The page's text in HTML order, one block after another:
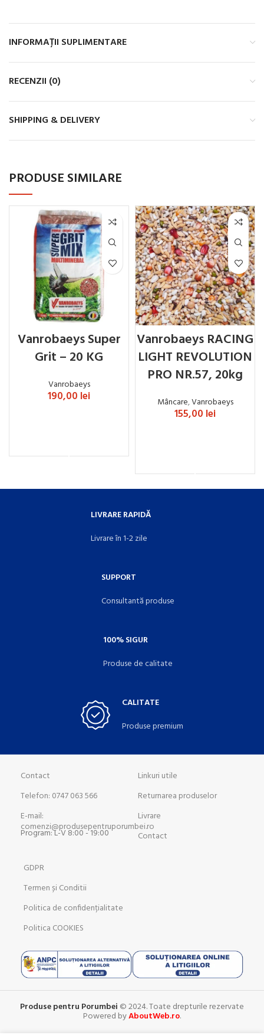
INFORMAȚII SUPLIMENTARE
RECENZII (0)
SHIPPING & DELIVERY
PRODUSE SIMILARE
Vanrobaeys Super
Grit – 20 KG
Vanrobaeys
190,00 lei
Vanrobaeys RACING
LIGHT REVOLUTION
PRO NR.57, 20kg
Mâncare,Vanrobaeys
155,00 lei
LIVRARE RAPIDĂ
Livrare în 1-2 zile
SUPPORT
Consultantă produse
100% SIGUR
Produse de calitate
CALITATE
Produse premium
Contact
Telefon: 0747 063 566
E-mail:
comenzi@produsepentruporumbei.ro
Program: L-V 8:00 - 19:00
Linkuri utile
Returnarea produselor
Livrare
Contact
GDPR
Termen și Conditii
Politica de confidențialitate
Politica COOKIES
Produse pentru Porumbei © 2024. Toate drepturile rezervate
Powered byAboutWeb.ro.